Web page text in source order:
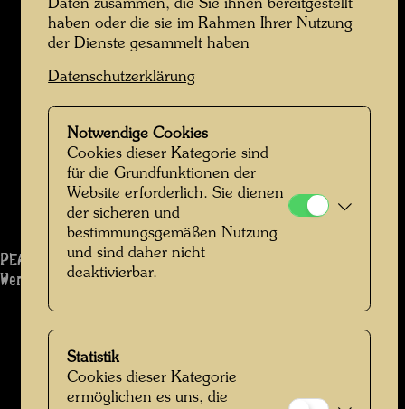
PEACE TREATY WITH NATURE
Werk: 14
Daten zusammen, die Sie ihnen bereitgestellt
haben oder die sie im Rahmen Ihrer Nutzung
der Dienste gesammelt haben
Datenschutzerklärung
Notwendige Cookies
Cookies dieser Kategorie sind
für die Grundfunktionen der
Website erforderlich. Sie dienen
der sicheren und
bestimmungsgemäßen Nutzung
und sind daher nicht
deaktivierbar.
Statistik
Cookies dieser Kategorie
ermöglichen es uns, die